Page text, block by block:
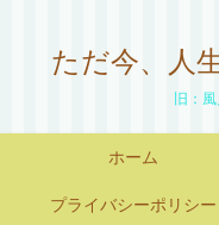
ただ今、人
旧：
ホーム
プライバシーポリシー